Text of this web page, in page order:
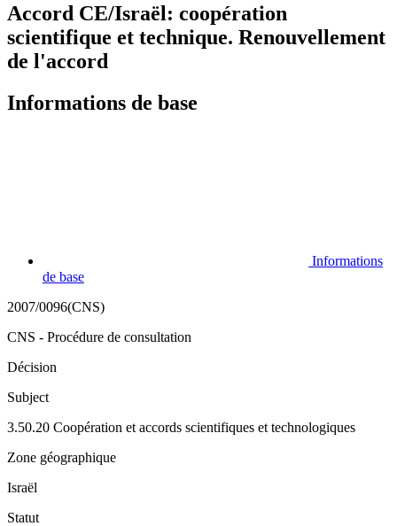
Accord CE/Israël: coopération
scientifique et technique. Renouvellement
de l'accord
Informations de base
Informations
de base
2007/0096(CNS)
CNS - Procédure de consultation
Décision
Subject
3.50.20 Coopération et accords scientifiques et technologiques
Zone géographique
Israël
Statut